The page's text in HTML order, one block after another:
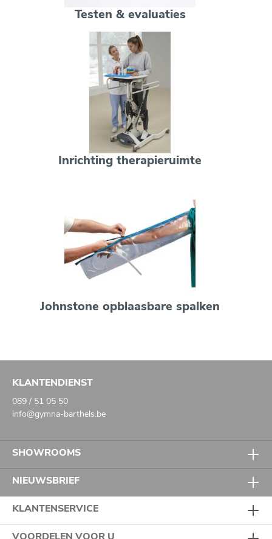
Testen & evaluaties
Inrichting therapieruimte
Johnstone opblaasbare spalken
KLANTENDIENST
089 / 51 05 50
info@gymna-barthels.be
SHOWROOMS
NIEUWSBRIEF
KLANTENSERVICE